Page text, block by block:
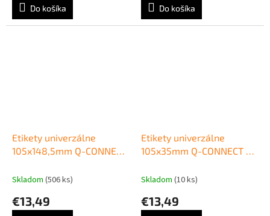
Do košíka Do košíka
Etikety univerzálne
105x148,5mm Q-CONNECT
Skladom (506 ks)
€13,49
Etikety univerzálne
105x35mm Q-CONNECT A4
Skladom (10 ks)
€13,49